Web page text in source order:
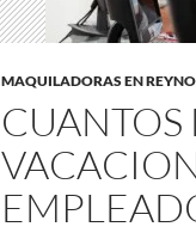
MAQUILADORAS EN
CUANTOS